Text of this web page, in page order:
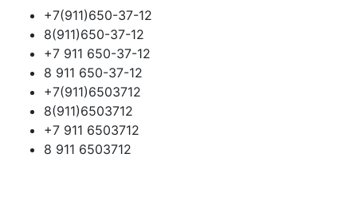
+7(911)650-37-12
8(911)650-37-12
+7 911 650-37-12
8 911 650-37-12
+7(911)6503712
8(911)6503712
+7 911 6503712
8 911 6503712